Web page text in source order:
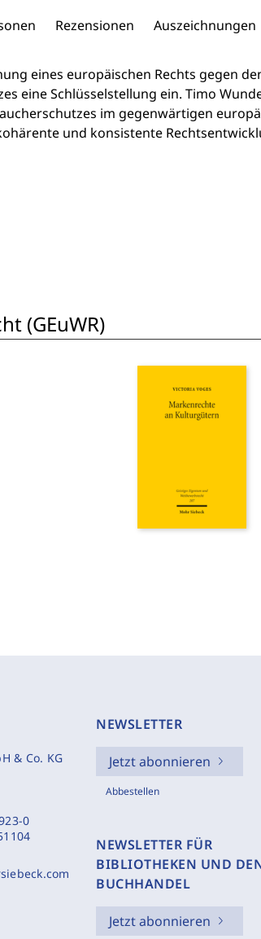
Rezensionen Auszeichnungen
eines europäischen Rechts gegen
eine Schlüsselstellung ein. Timo
im gegenwärtigen
und konsistente
(GEuWR)
& Co. KG
0
NEWSLETTER
Jetzt abonnieren
Abbestellen
NEWSLETTER FÜR
BIBLIOTHEKEN UND
BUCHHANDEL
Jetzt abonnieren